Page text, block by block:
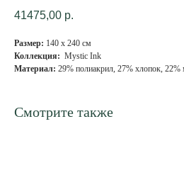
41475,00 р.
Размер: 140 х 240 см
Коллекция: Mystic Ink
Материал: 29% полиакрил, 27% хлопок,
Смотрите также